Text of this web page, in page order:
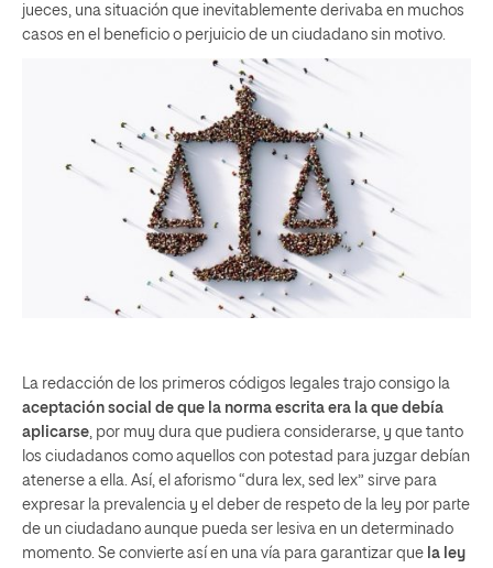
jueces, una situación que inevitablemente derivaba en muchos
casos en el beneficio o perjuicio de un ciudadano sin motivo.
La redacción de los primeros códigos legales trajo consigo la
aceptación social de que la norma escrita era la que debía
aplicarse , por muy dura que pudiera considerarse, y que tanto
los ciudadanos como aquellos con potestad para juzgar debían
atenerse a ella. Así, el aforismo “dura lex, sed lex” sirve para
expresar la prevalencia y el deber de respeto de la ley por parte
de un ciudadano aunque pueda ser lesiva en un determinado
momento. Se convierte así en una vía para garantizar que la ley